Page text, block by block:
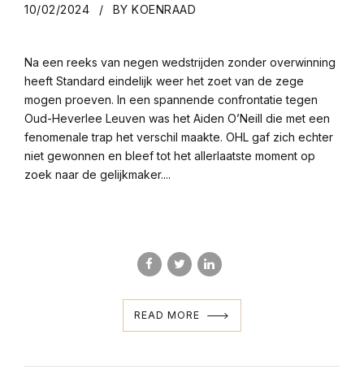
10/02/2024 BY KOENRAAD
Na een reeks van negen wedstrijden zonder overwinning
heeft Standard eindelijk weer het zoet van de zege
mogen proeven. In een spannende confrontatie tegen
Oud-Heverlee Leuven was het Aiden O’Neill die met een
fenomenale trap het verschil maakte. OHL gaf zich echter
niet gewonnen en bleef tot het allerlaatste moment op
zoek naar de gelijkmaker....
READ MORE